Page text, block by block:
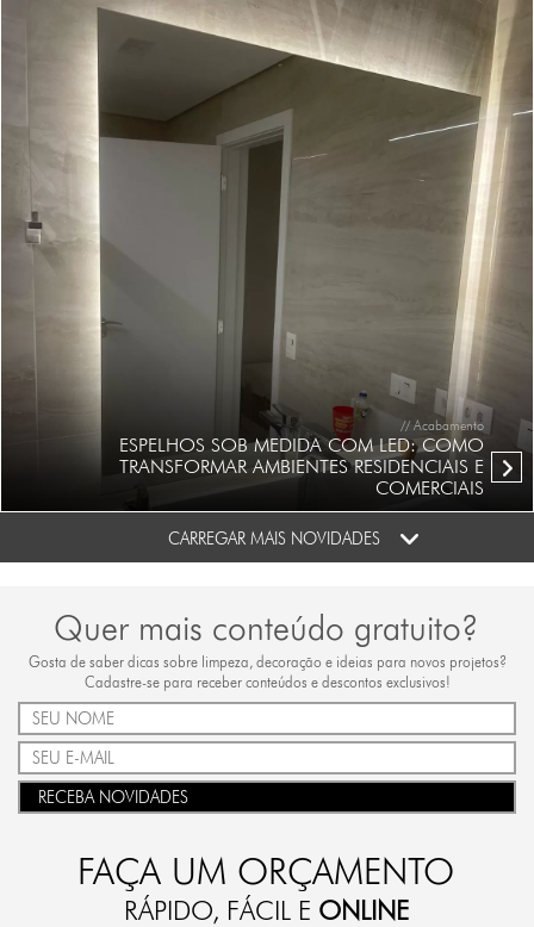
// Acabamento
ESPELHOS SOB MEDIDA COM LED: COMO
TRANSFORMAR AMBIENTES RESIDENCIAIS E
COMERCIAIS
CARREGAR MAIS NOVIDADES
Quer mais conteúdo gratuito?
Gosta de saber dicas sobre limpeza, decoração e ideias para novos projetos?
Cadastre-se para receber conteúdos e descontos exclusivos!
RECEBA NOVIDADES
FAÇA UM ORÇAMENTO
RÁPIDO, FÁCIL E ONLINE